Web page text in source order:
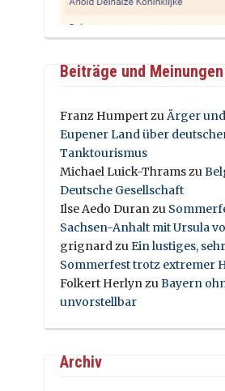
Beiträge und Meinungen
Franz HumpertzuÄrger
Eupener Land über
Tanktourismus
Michael Luick-Thramszu
Deutsche Gesellschaft
Ilse Aedo Duranzu
Sachsen-Anhalt mit Ursula
grignardzuEin lustiges,
Sommerfest trotz extremer
Folkert HerlynzuBayern
unvorstellbar
Archiv